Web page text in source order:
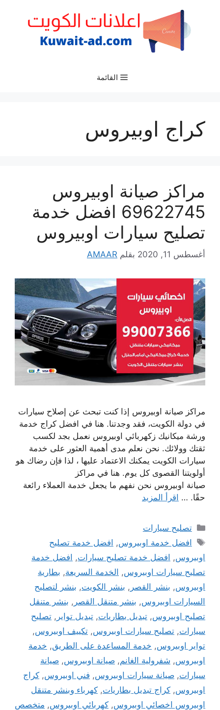
القائمة
كراج اوبيروس
مراكز صيانة اوبيروس
69622745 افضل خدمة
تصليح سيارات اوبيروس
أغسطس 11, 2020 بقلم AMAAR
مراكز صيانة اوبيروس إذا كنت تبحث عن إصلاح سيارات
في دولة الكويت، فقد وجدتنا. هنا في افضل كراج خدمة
ورشة ميكانيك زكهربائي اوبيروس نعمل بجد لكسب
ثقتك وولائك. نحن نعلم مدى أهمية العثور على خدمة
سيارات الكويت يمكنك الاعتماد عليها ، لذا فإن رضاك ​​هو
أولويتنا القصوى كل يوم. هنا في مراكز
صيانة اوبيروس نحن نفهم ما يجعل خدمة العملاء رائعة
حقًا. … اقرأ المزيد
التصنيفات
تصليح سيارات
الوسوم
افضل خدمة اوبيروس, افضل خدمة تصليح
اوبيروس, افضل خدمة تصليح سيارات, افضل خدمة
تصليح سيارات اوبيروس, الخدمة السريعة, بطارية
اوبيروس, بنشر القصر , بنشر الكويت, بنشر لتصليح
السيارات اوبيروس, بنشر متنقل القصر , بنشر متنقل
تصليح اوبيروس, تبديل بطاريات, تبديل تواير , تصليح
سيارات, تصليح سيارات اوبيروس, تكييف اوبيروس,
تواير اوبيروس, خدمة المساعدة على الطريق, خدمة
اوبيروس, شفرولية الغانم, صيانة اوبيروس, صيانة
سيارات, صيانة سيارات اوبيروس, فني اوبيروس, كراج
اوبيروس, كراج تبديل بطاريات, كهرباء وبنشر متنقل
اوبيروس اخصائي اوبيروس, كهربائي اوبيروس, متخصص